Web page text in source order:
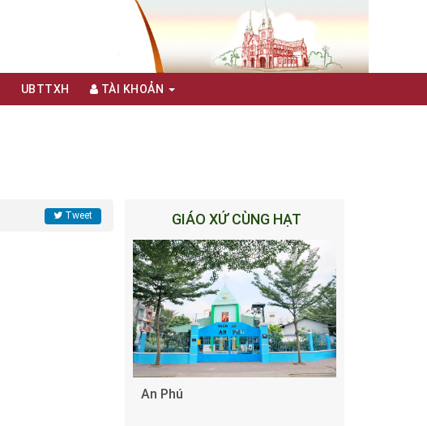
UBTTXH TÀI KHOẢN
Tweet GIÁO XỨ CÙNG HẠT
An Phú